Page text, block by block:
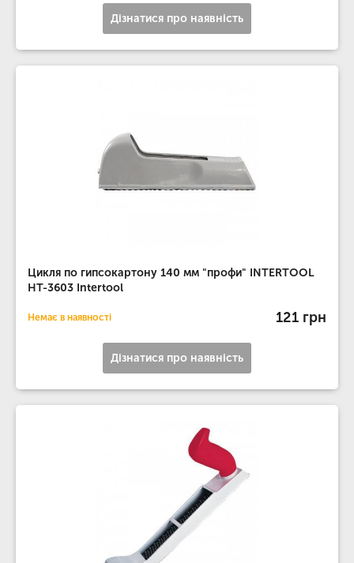
Дізнатися про наявність
Цикля по гипсокартону 140 мм "профи" INTERTOOL
HT-3603 Intertool
Немає в наявності 121 грн
Дізнатися про наявність